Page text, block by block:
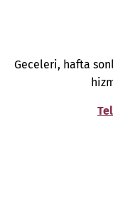
Geceleri, hafta